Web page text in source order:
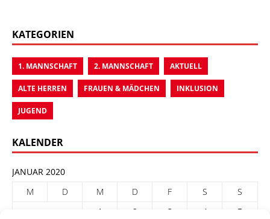
KATEGORIEN
1. MANNSCHAFT 2. MANNSCHAFT AKTUELL
ALTE HERREN FRAUEN & MÄDCHEN INKLUSION
JUGEND
KALENDER
JANUAR 2020
M
D M D F S
S
1
2 3 4
5